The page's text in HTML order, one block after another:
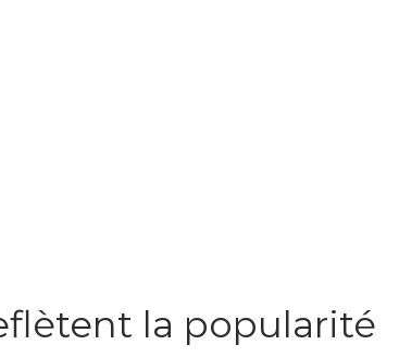
la popularité